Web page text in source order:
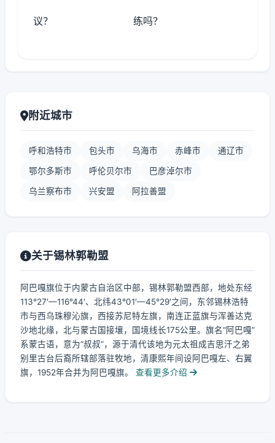
议？ 练吗？
附近城市
呼和浩特市 包头市 乌海市 赤峰市 通辽市
鄂尔多斯市 呼伦贝尔市 巴彦淖尔市
乌兰察布市 兴安盟 阿拉善盟
关于锡林郭勒盟
阿巴嘎旗位于内蒙古自治区中部，锡林郭勒盟西部，地处东经
113°27′—116°44′、北纬43°01′—45°29′之间，东邻锡林浩特
市与西乌珠穆沁旗，西接苏尼特左旗，南连正蓝旗与浑善达克
沙地北缘，北与蒙古国接壤，国境线长175公里。旗名“阿巴嘎”
系蒙古语，意为“叔叔”，源于清代该地为元太祖成吉思汗之弟
别里古台后裔所辖部落驻牧地，清康熙年间设阿巴嘎左、右翼
旗，1952年合并为阿巴嘎旗。
查看更多介绍